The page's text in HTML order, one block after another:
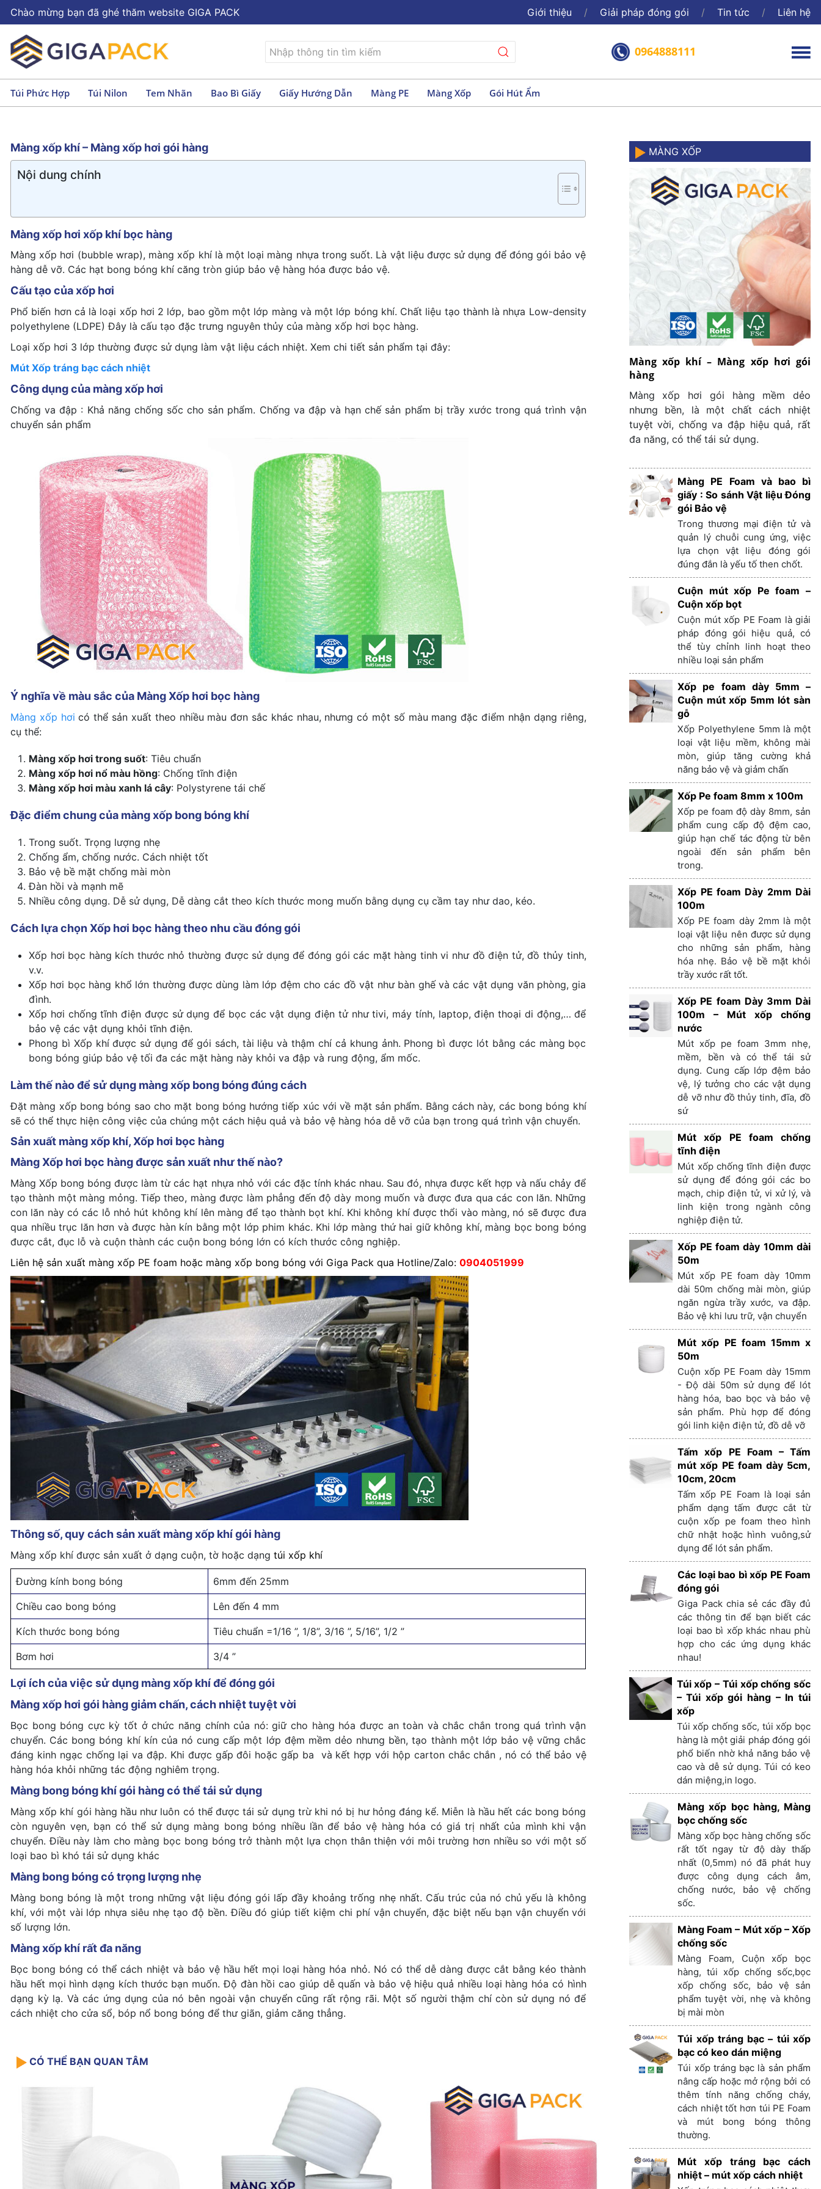
Chào mừng bạn đã ghé thăm website GIGA PACK Giới thiệu Giải pháp đóng gói Tin tức Liên hệ
0964888111
Túi Phức Hợp Túi Nilon Tem Nhãn Bao Bì Giấy Giấy Hướng Dẫn Màng PE Màng Xốp Gói Hút Ẩm
Màng xốp khí – Màng xốp hơi gói hàng
Nội dung chính
Màng xốp hơi xốp khí bọc hàng
Màng xốp hơi (bubble wrap), màng xốp khí là một loại màng nhựa trong suốt. Là vật liệu được sử dụng để đóng gói bảo vệ
hàng dễ vỡ. Các hạt bong bóng khí căng tròn giúp bảo vệ hàng hóa được bảo vệ.
Cấu tạo của xốp hơi
Phổ biến hơn cả là loại xốp hơi 2 lớp, bao gồm một lớp màng và một lớp bóng khí. Chất liệu tạo thành là nhựa Low-density
polyethylene (LDPE) Đây là cấu tạo đặc trưng nguyên thủy của màng xốp hơi bọc hàng.
Loại xốp hơi 3 lớp thường được sử dụng làm vật liệu cách nhiệt. Xem chi tiết sản phẩm tại đây:
Mút Xốp tráng bạc cách nhiệt
Công dụng của màng xốp hơi
Chống va đập : Khả năng chống sốc cho sản phẩm. Chống va đập và hạn chế sản phẩm bị trầy xước trong quá trình vận
chuyển sản phẩm
Ý nghĩa về màu sắc của Màng Xốp hơi bọc hàng
Màng xốp hơi có thể sản xuất theo nhiều màu đơn sắc khác nhau, nhưng có một số màu mang đặc điểm nhận dạng riêng,
cụ thể:
Màng xốp hơi trong suốt: Tiêu chuẩn
Màng xốp hơi nổ màu hồng: Chống tĩnh điện
Màng xốp hơi màu xanh lá cây: Polystyrene tái chế
Đặc điểm chung của màng xốp bong bóng khí
Trong suốt. Trọng lượng nhẹ
Chống ẩm, chống nước. Cách nhiệt tốt
Bảo vệ bề mặt chống mài mòn
Đàn hồi và mạnh mẽ
Nhiều công dụng. Dễ sử dụng, Dễ dàng cắt theo kích thước mong muốn bằng dụng cụ cầm tay như dao, kéo.
Cách lựa chọn Xốp hơi bọc hàng theo nhu cầu đóng gói
Xốp hơi bọc hàng kích thước nhỏ thường được sử dụng để đóng gói các mặt hàng tinh vi như đồ điện tử, đồ thủy tinh,
v.v.
Xốp hơi bọc hàng khổ lớn thường được dùng làm lớp đệm cho các đồ vật như bàn ghế và các vật dụng văn phòng, gia
đình.
Xốp hơi chống tĩnh điện được sử dụng để bọc các vật dụng điện tử như tivi, máy tính, laptop, điện thoại di động,… để
bảo vệ các vật dụng khỏi tĩnh điện.
Phong bì Xốp khí được sử dụng để gói sách, tài liệu và thậm chí cả khung ảnh. Phong bì được lót bằng các màng bọc
bong bóng giúp bảo vệ tối đa các mặt hàng này khỏi va đập và rung động, ẩm mốc.
Làm thế nào để sử dụng màng xốp bong bóng đúng cách
Đặt màng xốp bong bóng sao cho mặt bong bóng hướng tiếp xúc với về mặt sản phẩm. Bằng cách này, các bong bóng khí
sẽ có thể thực hiện công việc của chúng một cách hiệu quả và bảo vệ hàng hóa dễ vỡ của bạn trong quá trình vận chuyển.
Sản xuất màng xốp khí, Xốp hơi bọc hàng
Màng Xốp hơi bọc hàng được sản xuất như thế nào?
Màng Xốp bong bóng được làm từ các hạt nhựa nhỏ với các đặc tính khác nhau. Sau đó, nhựa được kết hợp và nấu chảy để
tạo thành một màng mỏng. Tiếp theo, màng được làm phẳng đến độ dày mong muốn và được đưa qua các con lăn. Những
con lăn này có các lỗ nhỏ hút không khí lên màng để tạo thành bọt khí. Khi không khí được thổi vào màng, nó sẽ được đưa
qua nhiều trục lăn hơn và được hàn kín bằng một lớp phim khác. Khi lớp màng thứ hai giữ không khí, màng bọc bong bóng
được cắt, đục lỗ và cuộn thành các cuộn bong bóng lớn có kích thước công nghiệp.
Liên hệ sản xuất màng xốp PE foam hoặc màng xốp bong bóng với Giga Pack qua Hotline/Zalo: 0904051999
Thông số, quy cách sản xuất màng xốp khí gói hàng
Màng xốp khí được sản xuất ở dạng cuộn, tờ hoặc dạng túi xốp khí
Đường kính bong bóng 6mm đến 25mm
Chiều cao bong bóng Lên đến 4 mm
Kích thước bong bóng Tiêu chuẩn =1/16 ”, 1/8”, 3/16 ”, 5/16”, 1/2 ”
Bơm hơi 3/4 ”
Lợi ích của việc sử dụng màng xốp khí để đóng gói
Màng xốp hơi gói hàng giảm chấn, cách nhiệt tuyệt vời
Bọc bong bóng cực kỳ tốt ở chức năng chính của nó: giữ cho hàng hóa được an toàn và chắc chắn trong quá trình vận
chuyển. Các bong bóng khí kín của nó cung cấp một lớp đệm mềm dẻo nhưng bền, tạo thành một lớp bảo vệ vững chắc
đáng kinh ngạc chống lại va đập. Khi được gấp đôi hoặc gấp ba và kết hợp với hộp carton chắc chắn , nó có thể bảo vệ
hàng hóa khỏi những tác động nghiêm trọng.
Màng bong bóng khí gói hàng có thể tái sử dụng
Màng xốp khí gói hàng hầu như luôn có thể được tái sử dụng trừ khi nó bị hư hỏng đáng kể. Miễn là hầu hết các bong bóng
còn nguyên vẹn, bạn có thể sử dụng màng bong bóng nhiều lần để bảo vệ hàng hóa có giá trị nhất của mình khi vận
chuyển. Điều này làm cho màng bọc bong bóng trở thành một lựa chọn thân thiện với môi trường hơn nhiều so với một số
loại bao bì khó tái sử dụng khác
Màng bong bóng có trọng lượng nhẹ
Màng bong bóng là một trong những vật liệu đóng gói lấp đầy khoảng trống nhẹ nhất. Cấu trúc của nó chủ yếu là không
khí, với một vài lớp nhựa siêu nhẹ tạo độ bền. Điều đó giúp tiết kiệm chi phí vận chuyển, đặc biệt nếu bạn vận chuyển với
số lượng lớn.
Màng xốp khí rất đa năng
Bọc bong bóng có thể cách nhiệt và bảo vệ hầu hết mọi loại hàng hóa nhỏ. Nó có thể dễ dàng được cắt bằng kéo thành
hầu hết mọi hình dạng kích thước bạn muốn. Độ đàn hồi cao giúp dễ quấn và bảo vệ hiệu quả nhiều loại hàng hóa có hình
dạng kỳ lạ. Và các ứng dụng của nó bên ngoài vận chuyển cũng rất rộng rãi. Một số người thậm chí còn sử dụng nó để
cách nhiệt cho cửa sổ, bóp nổ bong bóng để thư giãn, giảm căng thẳng.
CÓ THỂ BẠN QUAN TÂM
MÀNG XỐP
Màng xốp khí – Màng xốp hơi gói
hàng
Màng xốp hơi gói hàng mềm dẻo
nhưng bền, là một chất cách nhiệt
tuyệt vời, chống va đập hiệu quả, rất
đa năng, có thể tái sử dụng.
Màng PE Foam và bao bì
giấy : So sánh Vật liệu Đóng
gói Bảo vệ
Trong thương mại điện tử và
quản lý chuỗi cung ứng, việc
lựa chọn vật liệu đóng gói
đúng đắn là yếu tố then chốt.
Cuộn mút xốp Pe foam –
Cuộn xốp bọt
Cuộn mút xốp PE Foam là giải
pháp đóng gói hiệu quả, có
thể tùy chỉnh linh hoạt theo
nhiều loại sản phẩm
Xốp pe foam dày 5mm –
Cuộn mút xốp 5mm lót sàn
gỗ
Xốp Polyethylene 5mm là một
loại vật liệu mềm, không mài
mòn, giúp tăng cường khả
năng bảo vệ và giảm chấn
Xốp Pe foam 8mm x 100m
Xốp pe foam độ dày 8mm, sản
phẩm cung cấp độ đệm cao,
giúp hạn chế tác động từ bên
ngoài đến sản phẩm bên
trong.
Xốp PE foam Dày 2mm Dài
100m
Xốp PE foam dày 2mm là một
loại vật liệu nên được sử dụng
cho những sản phẩm, hàng
hóa nhẹ. Bảo vệ bề mặt khỏi
trầy xước rất tốt.
Xốp PE foam Dày 3mm Dài
100m – Mút xốp chống
nước
Mút xốp pe foam 3mm nhẹ,
mềm, bền và có thể tái sử
dụng. Cung cấp lớp đệm bảo
vệ, lý tưởng cho các vật dụng
dễ vỡ như đồ thủy tinh, đĩa, đồ
sứ
Mút xốp PE foam chống
tĩnh điện
Mút xốp chống tĩnh điện được
sử dụng để đóng gói các bo
mạch, chip điện tử, vi xử lý, và
linh kiện trong ngành công
nghiệp điện tử.
Xốp PE foam dày 10mm dài
50m
Mút xốp PE foam dày 10mm
dài 50m chống mài mòn, giúp
ngăn ngừa trầy xước, va đập.
Bảo vệ khi lưu trữ, vận chuyển
Mút xốp PE foam 15mm x
50m
Cuộn xốp PE Foam dày 15mm
- Độ dài 50m sử dụng để lót
hàng hóa, bao bọc và bảo vệ
sản phẩm. Phù hợp để đóng
gói linh kiện điện tử, đồ dễ vỡ
Tấm xốp PE Foam – Tấm
mút xốp PE foam dày 5cm,
10cm, 20cm
Tấm xốp PE Foam là loại sản
phẩm dạng tấm được cắt từ
cuộn xốp pe foam theo hình
chữ nhật hoặc hình vuông,sử
dụng để lót sản phẩm.
Các loại bao bì xốp PE Foam
đóng gói
Giga Pack chia sẻ các đầy đủ
các thông tin để bạn biết các
loại bao bì xốp khác nhau phù
hợp cho các ứng dụng khác
nhau!
Túi xốp – Túi xốp chống sốc
– Túi xốp gói hàng – In túi
xốp
Túi xốp chống sốc, túi xốp bọc
hàng là một giải pháp đóng gói
phổ biến nhờ khả năng bảo vệ
cao và dễ sử dụng. Túi có keo
dán miệng,in logo.
Màng xốp bọc hàng, Màng
bọc chống sốc
Màng xốp bọc hàng chống sốc
rất tốt ngay từ độ dày thấp
nhất (0,5mm) nó đã phát huy
được công dụng cách âm,
chống nước, bảo vệ chống
sốc.
Màng Foam – Mút xốp – Xốp
chống sốc
Màng Foam, Cuộn xốp bọc
hàng, túi xốp chống sốc,bọc
xốp chống sốc, bảo vệ sản
phẩm tuyệt vời, nhẹ và không
bị mài mòn
Túi xốp tráng bạc – túi xốp
bạc có keo dán miệng
Túi xốp tráng bạc là sản phẩm
nâng cấp hoặc mở rộng bởi có
thêm tính năng chống cháy,
cách nhiệt tốt hơn túi PE Foam
và mút bong bóng thông
thường.
Mút xốp tráng bạc cách
nhiệt – mút xốp cách nhiệt